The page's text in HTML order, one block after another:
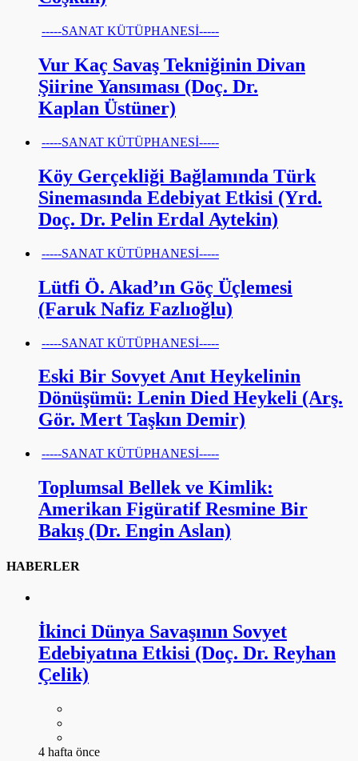
-----SANAT KÜTÜPHANESİ-----
Vur Kaç Savaş Tekniğinin Divan
Şiirine Yansıması (Doç. Dr.
Kaplan Üstüner)
-----SANAT KÜTÜPHANESİ-----
Köy Gerçekliği Bağlamında Türk
Sinemasında Edebiyat Etkisi (Yrd.
Doç. Dr. Pelin Erdal Aytekin)
-----SANAT KÜTÜPHANESİ-----
Lütfi Ö. Akad’ın Göç Üçlemesi
(Faruk Nafiz Fazlıoğlu)
-----SANAT KÜTÜPHANESİ-----
Eski Bir Sovyet Anıt Heykelinin
Dönüşümü: Lenin Died Heykeli (Arş.
Gör. Mert Taşkın Demir)
-----SANAT KÜTÜPHANESİ-----
Toplumsal Bellek ve Kimlik:
Amerikan Figüratif Resmine Bir
Bakış (Dr. Engin Aslan)
HABERLER
İkinci Dünya Savaşının Sovyet
Edebiyatına Etkisi (Doç. Dr. Reyhan
Çelik)
4 hafta önce